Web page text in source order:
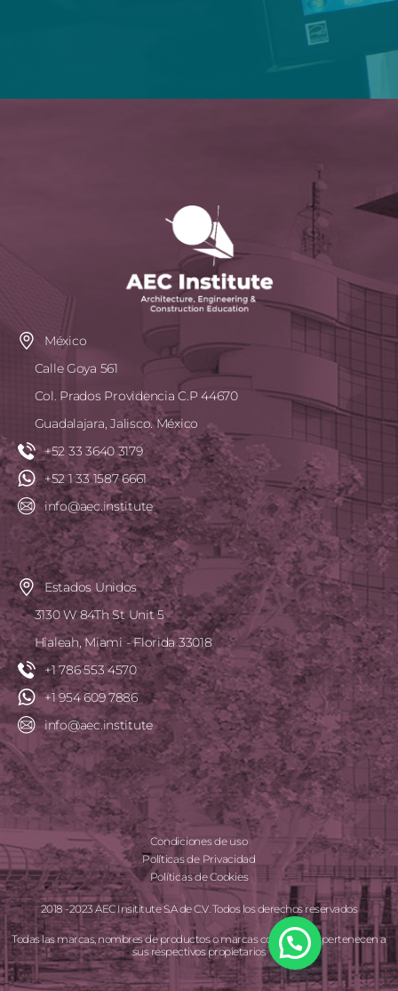
México
Calle Goya 561
Col. Prados Providencia C.P 44670
Guadalajara, Jalisco. México
+52 33 3640 3179
+52 1 33 1587 6661
info@aec.institute
Estados Unidos
3130 W 84Th St Unit 5
Hialeah, Miami - Florida 33018
+1 786 553 4570
+1 954 609 7886
info@aec.institute
Condiciones de uso
Políticas de Privacidad
Políticas de Cookies
2018 -2023 AEC Insititute S.A de C.V. Todos los derechos reservados
Todas las marcas, nombres de productos o marcas comerciales pertenecen a
sus respectivos propietarios